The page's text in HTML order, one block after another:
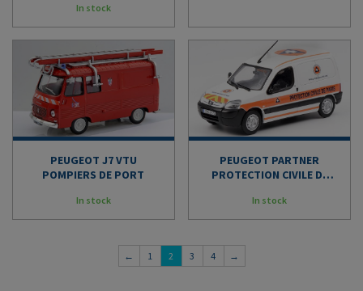
In stock
PEUGEOT J7 VTU
POMPIERS DE PORT
In stock
PEUGEOT PARTNER
PROTECTION CIVILE DE
In stock
← 1 2 3 4 →